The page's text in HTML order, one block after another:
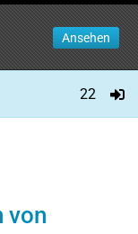
Ansehen
22
von